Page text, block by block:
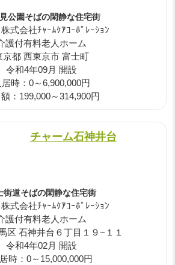
公園そばの閑静な住宅街
式会社ﾁｬｰﾑｹｱｺｰﾎﾟﾚｰｼｮﾝ
護付有料老人ホーム
京都 西東京市 富士町
令和4年09月 開設
居時：0～6,900,000円
：199,000～314,900円
チャーム石神井台
街道そばの閑静な住宅街
式会社ﾁｬｰﾑｹｱｺｰﾎﾟﾚｰｼｮﾝ
護付有料老人ホーム
区 石神井台６丁目１９−１１
令和4年02月 開設
時：0～15,000,000円